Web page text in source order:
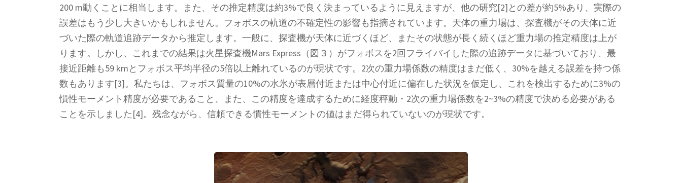
200 m動くことに相当します。また、その推定精度は約3%で良く決まっているように見えますが、他の研究[2]との差が約5%あり、実際の
誤差はもう少し大きいかもしれません。フォボスの軌道の不確定性の影響も指摘されています。天体の重力場は、探査機がその天体に近
づいた際の軌道追跡データから推定します。一般に、探査機が天体に近づくほど、またその状態が長く続くほど重力場の推定精度は上が
ります。しかし、これまでの結果は火星探査機Mars Express（図３）がフォボスを2回フライバイした際の追跡データに基づいており、最
接近距離も59 kmとフォボス平均半径の5倍以上離れているのが現状です。2次の重力場係数の精度はまだ低く、30%を越える誤差を持つ係
数もあります[3]。私たちは、フォボス質量の10%の水氷が表層付近または中心付近に偏在した状況を仮定し、これを検出するために3%の
慣性モーメント精度が必要であること、また、この精度を達成するために経度秤動・2次の重力場係数を2~3%の精度で決める必要がある
ことを示しました[4]。残念ながら、信頼できる慣性モーメントの値はまだ得られていないのが現状です。